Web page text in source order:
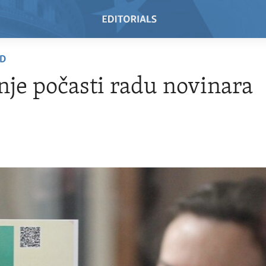
počasti radu novinara